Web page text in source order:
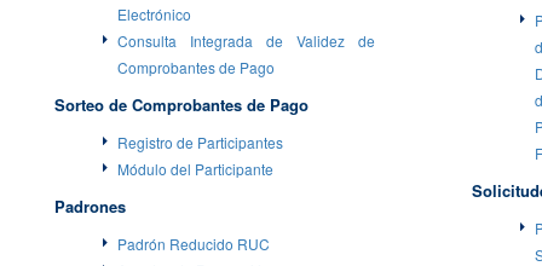
Electrónico
Consulta Integrada de Validez de
Comprobantes de Pago
Sorteo de Comprobantes de Pago
Registro de Participantes
Módulo del Participante
Padrones
Padrón Reducido RUC